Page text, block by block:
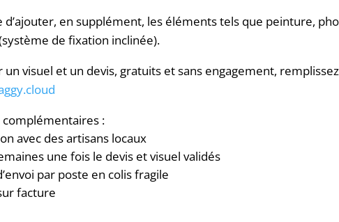
d’ajouter, en supplément, les éléments tels que peinture,
de fixation inclinée).
un visuel et un devis, gratuits et sans engagement, remplissez
:
avec des artisans locaux
une fois le devis et visuel validés
par poste en colis fragile
facture